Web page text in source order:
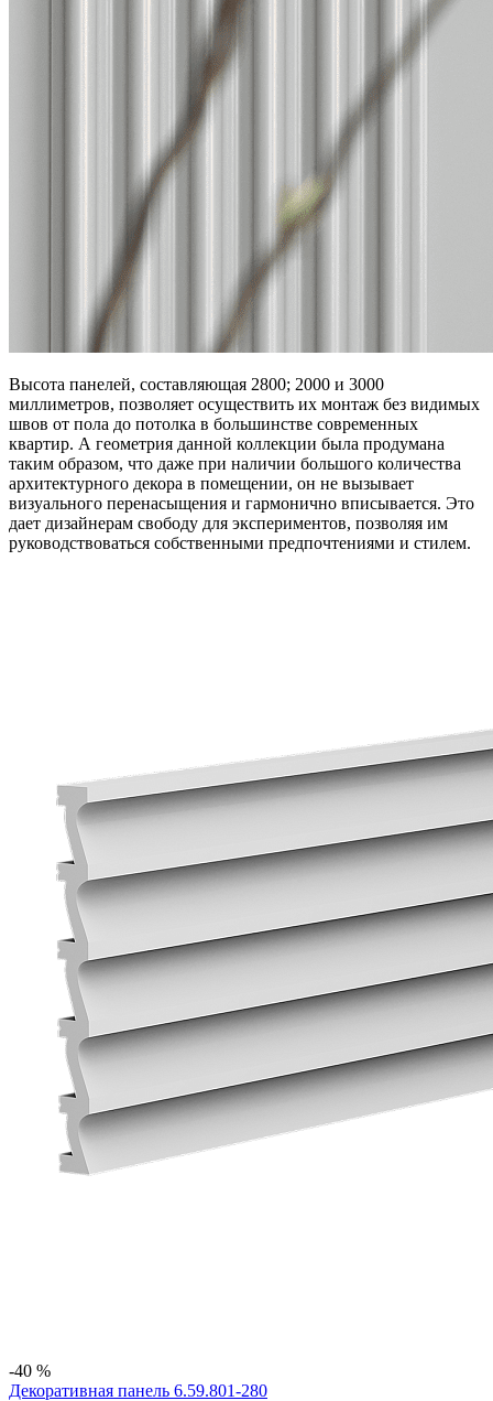
Высота панелей, составляющая 2800; 2000 и 3000
миллиметров, позволяет осуществить их монтаж без видимых
швов от пола до потолка в большинстве современных
квартир. А геометрия данной коллекции была продумана
таким образом, что даже при наличии большого количества
архитектурного декора в помещении, он не вызывает
визуального перенасыщения и гармонично вписывается. Это
дает дизайнерам свободу для экспериментов, позволяя им
руководствоваться собственными предпочтениями и стилем.
-40 %
Декоративная панель 6.59.801-280